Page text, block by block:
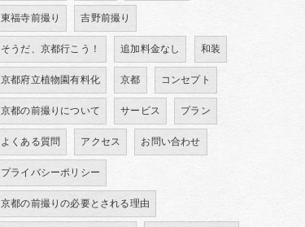
東福寺前撮り 吉野前撮り
そうだ、京都行こう！ 追加料金なし 和装
京都府立植物園有料化 京都 コンセプト
京都の前撮りについて サービス プラン
よくある質問 アクセス お問い合わせ
プライバシーポリシー
京都の前撮りの必要とされる理由